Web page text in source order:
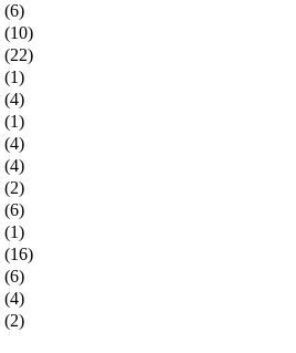
(6)
(10)
(22)
(1)
(4)
(1)
(4)
(4)
(2)
(6)
(1)
(16)
(6)
(4)
(2)